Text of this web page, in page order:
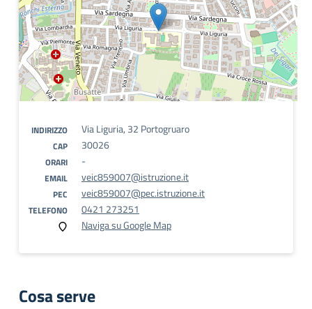
INDIRIZZO Via Liguria, 32 Portogruaro
CAP 30026
ORARI -
EMAIL veic859007@istruzione.it
PEC veic859007@pec.istruzione.it
TELEFONO
0421 273251
Naviga su Google Map
Cosa serve